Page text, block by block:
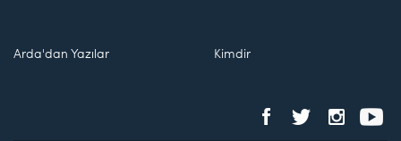
Arda'dan Yazılar Kimdir